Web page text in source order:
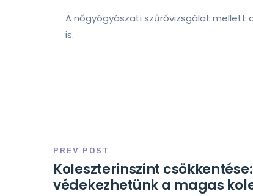
A nőgyógyászati szűrővizsgálat mellett
is.
PREV POST
Koleszterinszint
védekezhetünk a magas